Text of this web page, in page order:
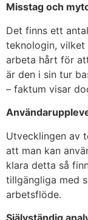
Misstag och
Det finns ett
teknologin,
arbeta hårt för
är den i sin tur
– faktum visar
Utvecklingen av
att man kan
klara detta så
tillgängliga med
arbetsflöde.